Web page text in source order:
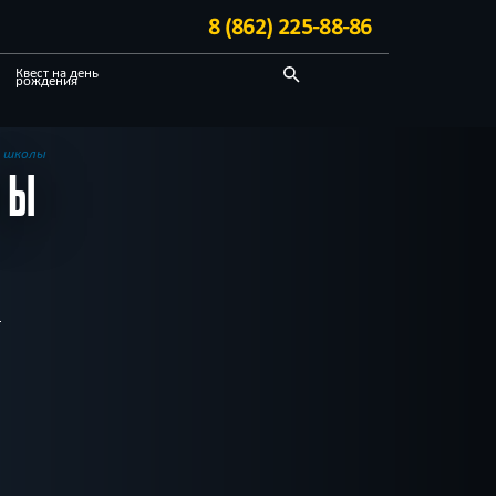
8 (862) 225-88-86
Квест на день
рождения
клиентам
школы